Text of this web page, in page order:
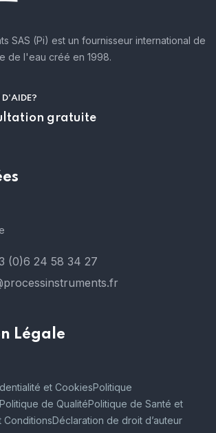
SAS (Pi) est un fournisseur international de
de l'eau créé en 1998.
D'AIDE?
gratuite
(0)6 24 58 34 27
Légale
et CookiesPolitique
Politique de QualitéPolitique de Santé et
ConditionsDéclaration de droit d’auteur